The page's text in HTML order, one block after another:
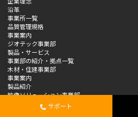
沿革
事業所一覧
品質管理規格
事業案内
ジオテック事業部
製品・サービス
事業部の紹介・拠点一覧
木材・住建事業部
事業案内
製品紹介
映像ソリューション事業部
ソリューション
サポート